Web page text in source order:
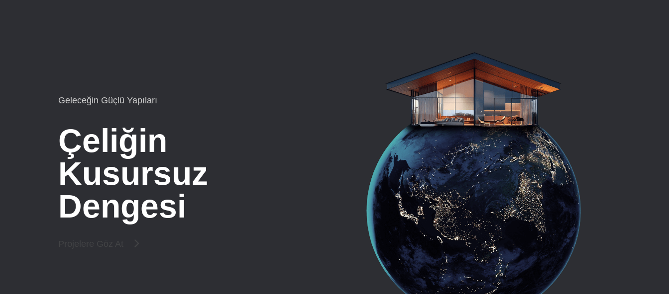
Sınırsız Bir
Güven.
Projelere Göz At